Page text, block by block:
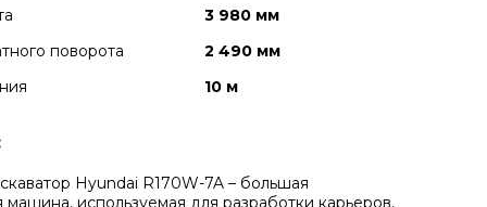
3 980 мм
поворота
2 490 мм
10 м
Hyundai R170W-7A – большая
машина, используемая для разработки карьеров,